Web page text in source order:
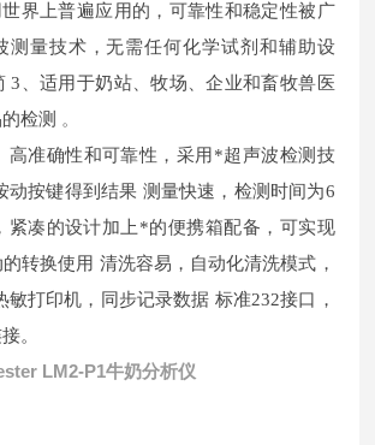
界上普遍应用的，可靠性和稳定性被广
测量技术，无需任何化学试剂和辅助设
3、适用于奶站、牧场、企业和畜牧兽医
检测 。
高准确性和可靠性，采用*超声波检测技
动按键得到结果 测量快速，检测时间为6
紧凑的设计加上*的便携箱配备，可实现
转换使用 清洗容易，自动化清洗模式，
敏打印机，同步记录数据 标准232接口，
。
LM2-P1牛奶分析仪